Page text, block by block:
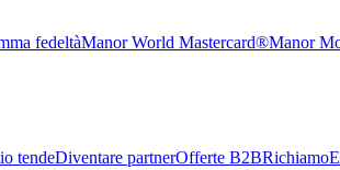
fedeltàManor World Mastercard®Manor
tendeDiventare partnerOfferte B2BRichiamo